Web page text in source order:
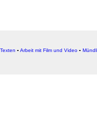
▪ Arbeit mit Film und Video ▪